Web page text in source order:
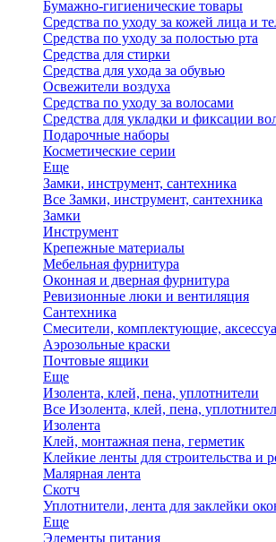
Бумажно-гигиенические товары
Средства по уходу за кожей лица и
Средства по уходу за полостью рта
Средства для стирки
Средства для ухода за обувью
Освежители воздуха
Средства по уходу за волосами
Средства для укладки и фиксации
Подарочные наборы
Косметические серии
Еще
Замки, инструмент, сантехника
Все Замки, инструмент, сантехника
Замки
Инструмент
Крепежные материалы
Мебельная фурнитура
Оконная и дверная фурнитура
Ревизионные люки и вентиляция
Сантехника
Смесители, комплектующие,
Аэрозольные краски
Почтовые ящики
Еще
Изолента, клей, пена, уплотнители
Все Изолента, клей, пена,
Изолента
Клей, монтажная пена, герметик
Клейкие ленты для строительства и
Малярная лента
Скотч
Уплотнители, лента для заклейки
Еще
Элементы питания